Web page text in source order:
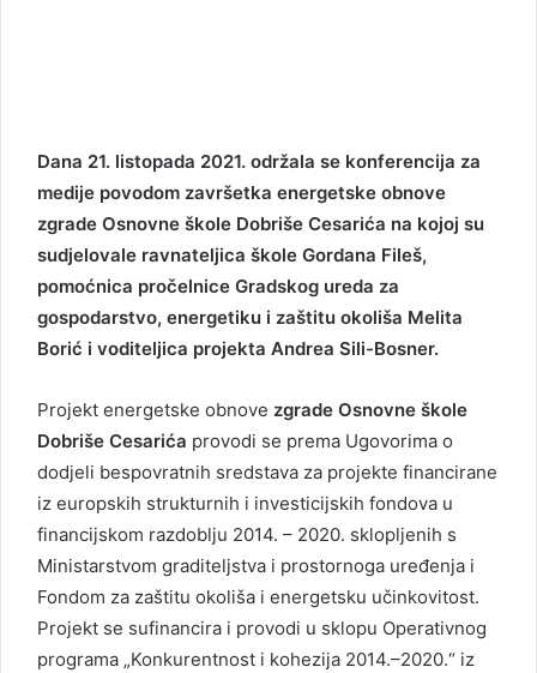
Dana 21. listopada 2021. održala se konferencija za
medije povodom završetka energetske obnove
zgrade Osnovne škole Dobriše Cesarića na kojoj su
sudjelovale ravnateljica škole Gordana Fileš,
pomoćnica pročelnice Gradskog ureda za
gospodarstvo, energetiku i zaštitu okoliša Melita
Borić i voditeljica projekta Andrea Sili-Bosner.
Projekt energetske obnove zgrade Osnovne škole
Dobriše Cesarića provodi se prema Ugovorima o
dodjeli bespovratnih sredstava za projekte financirane
iz europskih strukturnih i investicijskih fondova u
financijskom razdoblju 2014. – 2020. sklopljenih s
Ministarstvom graditeljstva i prostornoga uređenja i
Fondom za zaštitu okoliša i energetsku učinkovitost.
Projekt se sufinancira i provodi u sklopu Operativnog
programa „Konkurentnost i kohezija 2014.–2020.“ iz